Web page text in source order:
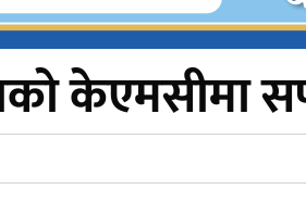
केएमसीमा